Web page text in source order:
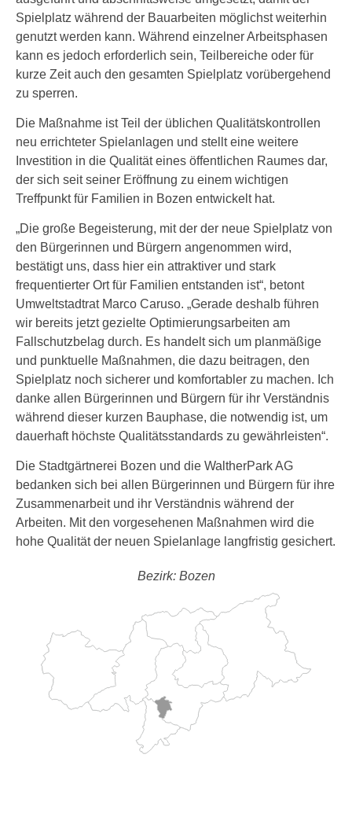
Spielplatz während der Bauarbeiten möglichst weiterhin
genutzt werden kann. Während einzelner Arbeitsphasen
kann es jedoch erforderlich sein, Teilbereiche oder für
kurze Zeit auch den gesamten Spielplatz vorübergehend
zu sperren.
Die Maßnahme ist Teil der üblichen Qualitätskontrollen
neu errichteter Spielanlagen und stellt eine weitere
Investition in die Qualität eines öffentlichen Raumes dar,
der sich seit seiner Eröffnung zu einem wichtigen
Treffpunkt für Familien in Bozen entwickelt hat.
„Die große Begeisterung, mit der der neue Spielplatz von
den Bürgerinnen und Bürgern angenommen wird,
bestätigt uns, dass hier ein attraktiver und stark
frequentierter Ort für Familien entstanden ist“, betont
Umweltstadtrat Marco Caruso. „Gerade deshalb führen
wir bereits jetzt gezielte Optimierungsarbeiten am
Fallschutzbelag durch. Es handelt sich um planmäßige
und punktuelle Maßnahmen, die dazu beitragen, den
Spielplatz noch sicherer und komfortabler zu machen. Ich
danke allen Bürgerinnen und Bürgern für ihr Verständnis
während dieser kurzen Bauphase, die notwendig ist, um
dauerhaft höchste Qualitätsstandards zu gewährleisten“.
Die Stadtgärtnerei Bozen und die WaltherPark AG
bedanken sich bei allen Bürgerinnen und Bürgern für ihre
Zusammenarbeit und ihr Verständnis während der
Arbeiten. Mit den vorgesehenen Maßnahmen wird die
hohe Qualität der neuen Spielanlage langfristig gesichert.
Bezirk: Bozen